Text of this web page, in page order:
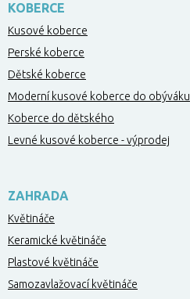
KOBERCE
Kusové koberce
Perské koberce
Dětské koberce
Moderní kusové koberce do obýváku
Koberce do dětského
Levné kusové koberce - výprodej
ZAHRADA
Květináče
Keramické květináče
Plastové květináče
Samozavlažovací květináče